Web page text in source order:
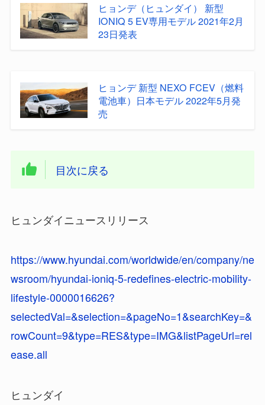
ヒョンデ（ヒュンダイ） 新型
IONIQ 5 EV専用モデル 2021年2月
23日発表
ヒョンデ 新型 NEXO FCEV（燃料
電池車）日本モデル 2022年5月発
売
目次に戻る
ヒュンダイニュースリリース
https://www.hyundai.com/worldwide/en/company/ne
wsroom/hyundai-ioniq-5-redefines-electric-mobility-
lifestyle-0000016626?
selectedVal=&selection=&pageNo=1&searchKey=&
rowCount=9&type=RES&type=IMG&listPageUrl=rel
ease.all
ヒュンダイ